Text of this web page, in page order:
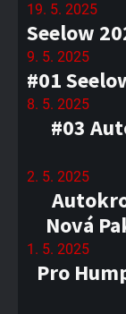
19. 5. 2025
Seelow
9. 5. 2025
#01
8. 5. 2025
#03
2. 5. 2025
Nová
1. 5. 2025
Pro